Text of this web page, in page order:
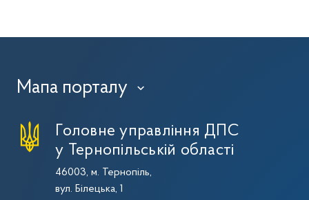
Мапа порталу ›
Головне управління ДПС
у Тернопільській області
46003, м. Тернопіль,
вул. Білецька, 1